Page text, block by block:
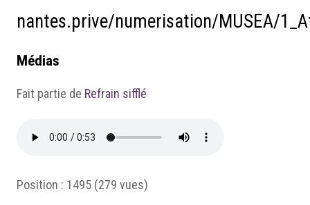
nantes.prive/numerisation/MUSEA/
Médias
Fait partie de Refrain sifflé
Position : 1495 (279 vues)